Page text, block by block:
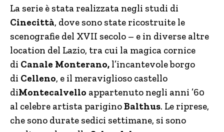
La serie è stata realizzata negli studi di
Cinecittà, dove sono state ricostruite le
scenografie del XVII secolo – e in diverse altre
location del Lazio, tra cui la magica cornice
di Canale Monterano, l’incantevole borgo
di Celleno, e il meraviglioso castello
diMontecalvello appartenuto negli anni ’60
al celebre artista pariginoBalthus. Le riprese,
che sono durate sedici settimane, si sono